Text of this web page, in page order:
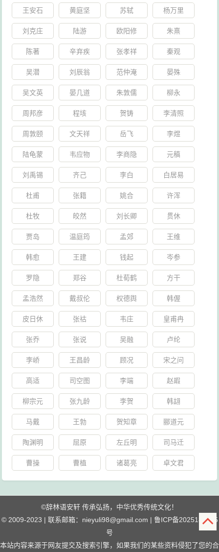
王安石 黄庭坚 苏轼 杨万里
刘克庄 陆游 欧阳修 朱熹
陈著 辛弃疾 张孝祥 秦观
吴潜 刘辰翁 范仲淹 晏殊
吴文英 晏几道 朱敦儒 柳永
周邦彦 程垓 贺铸 李清照
周敦颐 文天祥 岳飞 李煜
陆龟蒙 韦应物 李商隐 元稹
刘禹锡 齐己 李白 白居易
杜甫 张籍 姚合 许浑
杜牧 皎然 刘长卿 贯休
贾岛 温庭筠 孟郊 王维
韩愈 王建 钱起 岑参
罗隐 郑谷 杜荀鹤 方干
孟浩然 戴叔伦 权德舆 韩偓
皮日休 张祜 韦庄 皇甫冉
张乔 张说 吴融 卢纶
李峤 王昌龄 顾况 宋之问
高适 司空图 李端 赵嘏
柳宗元 张九龄 李贺 韩翃
马戴 王勃 贺知章 郦道元
陶渊明 屈原 左丘明 司马迁
曹操 曹植 诸葛亮 卓文君
©辞林语安轩 传承弘扬，中华优秀传统文化！
© 2009-2023 | 联系邮箱：nieyuli98@gmail.com | 鲁ICP备2025184565
号
本站内容来源于网友提交及搜索引擎，如果我们的某些资料侵犯了您的合